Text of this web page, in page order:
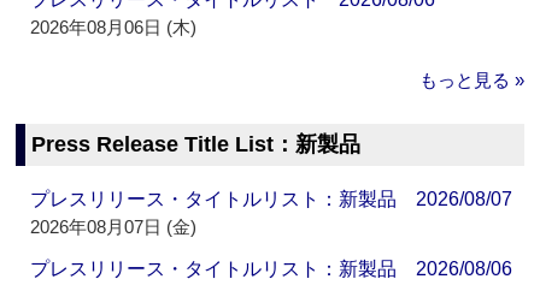
2026年08月06日 (木)
もっと見る »
Press Release Title List：新製品
プレスリリース・タイトルリスト：新製品 2026/08/07
2026年08月07日 (金)
プレスリリース・タイトルリスト：新製品 2026/08/06